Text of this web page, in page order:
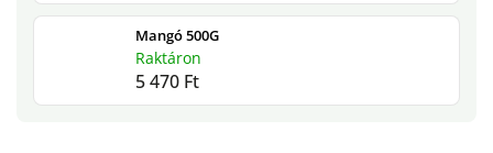
Mangó 500G
Raktáron
5 470 Ft